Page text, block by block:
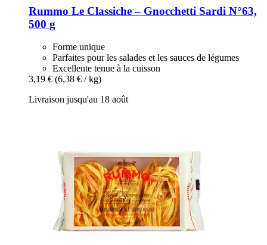
Rummo Le Classiche – Gnocchetti Sardi N°63,
500 g
Forme unique
Parfaites pour les salades et les sauces de légumes
Excellente tenue à la cuisson
3,19 € (6,38 € / kg)
Livraison jusqu'au 18 août